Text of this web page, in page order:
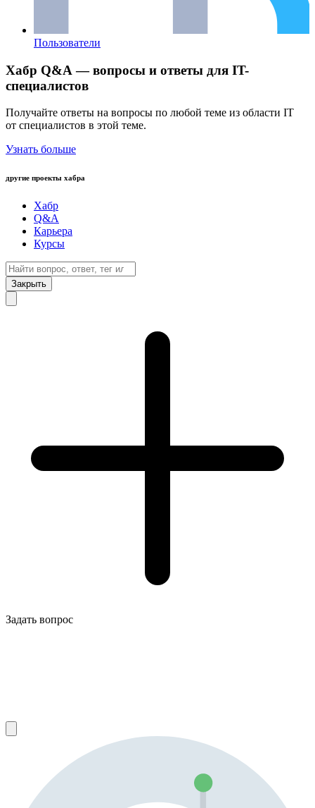
Пользователи
Хабр Q&A — вопросы и ответы для IT-
специалистов
Получайте ответы на вопросы по любой теме из области IT
от специалистов в этой теме.
Узнать больше
другие проекты хабра
Хабр
Q&A
Карьера
Курсы
Закрыть
Задать вопрос